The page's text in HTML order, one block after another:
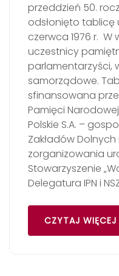
przeddzień 50.
odsłonięto
czerwca 1976 r. W
uczestnicy
parlamentarzyści,
samorządowe.
sfinansowana
Pamięci
Polskie S.A. –
Zakładów
zorganizowania
Stowarzyszenie
Delegatura IPN i
CZYTAJ WIĘCEJ